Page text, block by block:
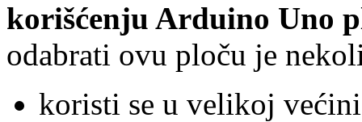
korišćenju Arduino Uno
odabrati ovu ploču je
koristi se u velikoj